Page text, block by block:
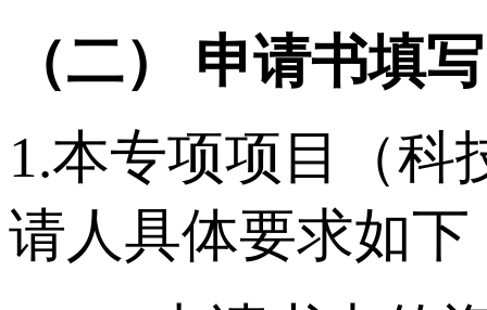
（二） 申请书填
1.本专项项目（科
请人具体要求如下